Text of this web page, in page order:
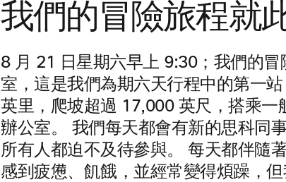
我們的冒險旅程就
8 月 21 日星期六早上 9:30；我們的
室，這是我們為期六天行程中的第一
英里，爬坡超過 17,000 英尺，搭乘
辦公室。 我們每天都會有新的思科同
所有人都迫不及待參與。 每天都伴隨
感到疲憊、飢餓，並經常變得煩躁，